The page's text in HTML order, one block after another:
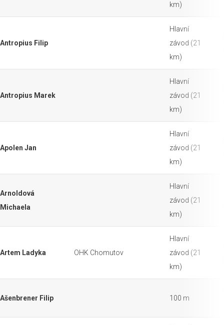
km)
Antropius Filip
Hlavní
závod (21
km)
Antropius Marek
Hlavní
závod (21
km)
Apolen Jan
Hlavní
závod (21
km)
Arnoldová
Michaela
Hlavní
závod (21
km)
Artem Ladyka OHK Chomutov
Hlavní
závod (21
km)
Ašenbrener Filip 100 m